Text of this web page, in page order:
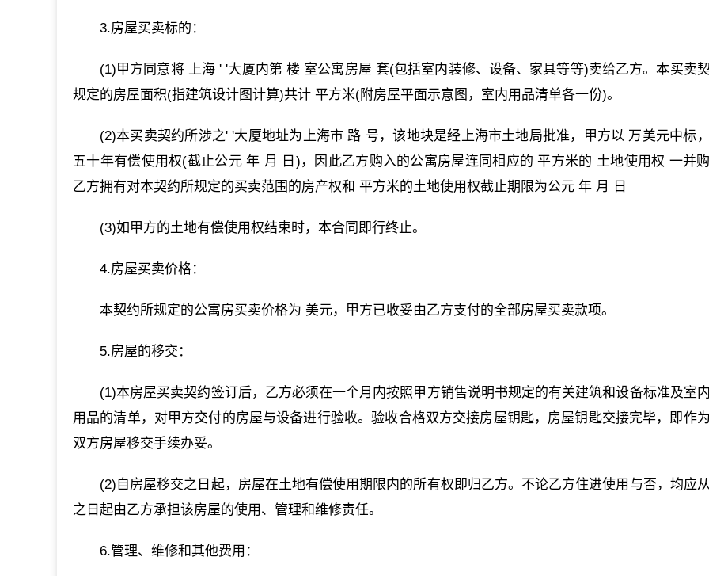
3.房屋买卖标的：
(1)甲方同意将 上海 ' '大厦内第 楼 室公寓房屋 套(包括室内装修、设备、家具等等)卖给乙方。本买卖
规定的房屋面积(指建筑设计图计算)共计 平方米(附房屋平面示意图，室内用品清单各一份)。
(2)本买卖契约所涉之' '大厦地址为上海市 路 号，该地块是经上海市土地局批准，甲方以 万美元中标
五十年有偿使用权(截止公元 年 月 日)，因此乙方购入的公寓房屋连同相应的 平方米的 土地使用权 一并购
乙方拥有对本契约所规定的买卖范围的房产权和 平方米的土地使用权截止期限为公元 年 月 日
(3)如甲方的土地有偿使用权结束时，本合同即行终止。
4.房屋买卖价格：
本契约所规定的公寓房买卖价格为 美元，甲方已收妥由乙方支付的全部房屋买卖款项。
5.房屋的移交：
(1)本房屋买卖契约签订后，乙方必须在一个月内按照甲方销售说明书规定的有关建筑和设备标准及室
用品的清单，对甲方交付的房屋与设备进行验收。验收合格双方交接房屋钥匙，房屋钥匙交接完毕，即作
双方房屋移交手续办妥。
(2)自房屋移交之日起，房屋在土地有偿使用期限内的所有权即归乙方。不论乙方住进使用与否，均应
之日起由乙方承担该房屋的使用、管理和维修责任。
6.管理、维修和其他费用：